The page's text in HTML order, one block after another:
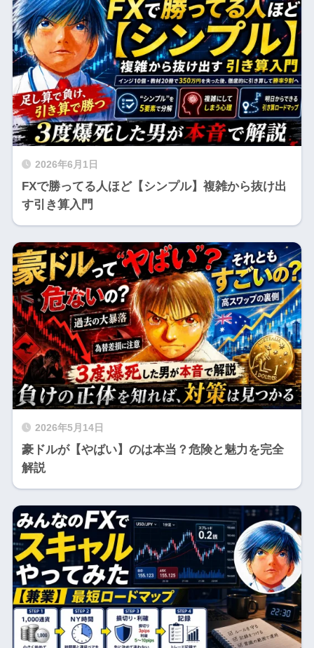
2026年6月1日
FXで勝ってる人ほど【シンプル】複雑から抜け出
す引き算入門
2026年5月14日
豪ドルが【やばい】のは本当？危険と魅力を完全
解説